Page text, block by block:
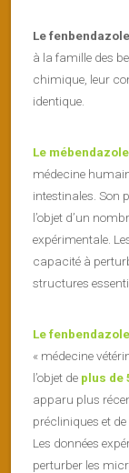
Le
à la famille des
chimique, leur
identique.
Le mébendazole
médecine
intestinales. Son
l’objet d’un
expérimentale.
capacité à
structures
Le fenbendazole
« médecine
l’objet de plus de
apparu plus
précliniques et
Les données
perturber les